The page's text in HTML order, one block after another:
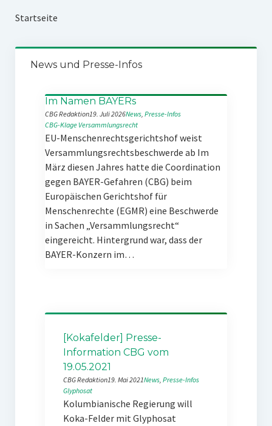
Startseite
News und Presse-Infos
Im Namen BAYERs
CBG Redaktion19. Juli 2026News, Presse-Infos
CBG-Klage Versammlungsrecht
EU-Menschenrechtsgerichtshof weist
Versammlungsrechtsbeschwerde ab Im
März diesen Jahres hatte die Coordination
gegen BAYER-Gefahren (CBG) beim
Europäischen Gerichtshof für
Menschenrechte (EGMR) eine Beschwerde
in Sachen „Versammlungsrecht“
eingereicht. Hintergrund war, dass der
BAYER-Konzern im…
[Kokafelder] Presse-
Information CBG vom
19.05.2021
CBG Redaktion19. Mai 2021News, Presse-Infos
Glyphosat
Kolumbianische Regierung will
Koka-Felder mit Glyphosat